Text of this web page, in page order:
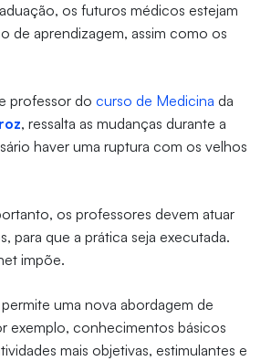
os futuros médicos estejam
de aprendizagem, assim como os
professor docurso de Medicina da
, ressalta as mudanças durante a
haver uma ruptura com os velhos
os professores devem atuar
para que a prática seja executada.
impõe.
uma nova abordagem de
exemplo, conhecimentos básicos
mais objetivas, estimulantes e